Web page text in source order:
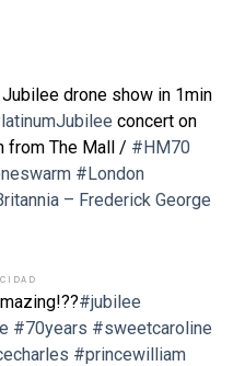
drone show in 1min
concert on
from The Mall / #HM70
#London
– Frederick George
#jubilee
#70years #sweetcaroline
#princewilliam